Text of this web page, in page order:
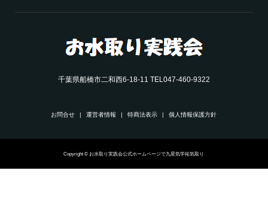
千葉県船橋市二和西6-18-11 TEL047-460-9322
お問合せ 運営者情報 特商法表示 個人情報保護方針
Copyright © お水取り実践会公式ホームページで九星気学祐気取り